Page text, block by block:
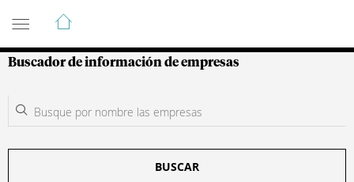
Guía de Empresas Colombianas
Buscador de información de empresas
BUSCAR